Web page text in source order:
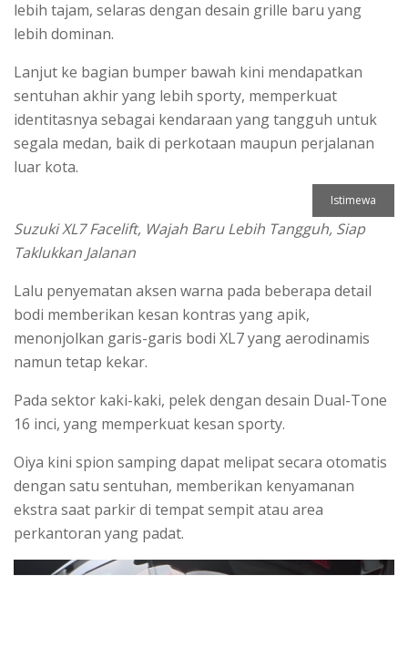
lebih tajam, selaras dengan desain grille baru yang
lebih dominan.
Lanjut ke bagian bumper bawah kini mendapatkan
sentuhan akhir yang lebih sporty, memperkuat
identitasnya sebagai kendaraan yang tangguh untuk
segala medan, baik di perkotaan maupun perjalanan
luar kota.
Istimewa
Suzuki XL7 Facelift, Wajah Baru Lebih Tangguh, Siap
Taklukkan Jalanan
Lalu penyematan aksen warna pada beberapa detail
bodi memberikan kesan kontras yang apik,
menonjolkan garis-garis bodi XL7 yang aerodinamis
namun tetap kekar.
Pada sektor kaki-kaki, pelek dengan desain Dual-Tone
16 inci, yang memperkuat kesan sporty.
Oiya kini spion samping dapat melipat secara otomatis
dengan satu sentuhan, memberikan kenyamanan
ekstra saat parkir di tempat sempit atau area
perkantoran yang padat.